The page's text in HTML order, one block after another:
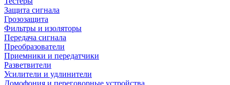
Защита сигнала
Грозозащита
Фильтры и изоляторы
Передача сигнала
Преобразователи
Приемники и передатчики
Разветвители
Усилители и удлинители
Домофония и переговорные устройства